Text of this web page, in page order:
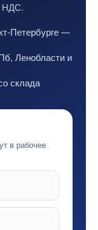
НДС.
Петербурге —
Ленобласти и
склада
в рабочее